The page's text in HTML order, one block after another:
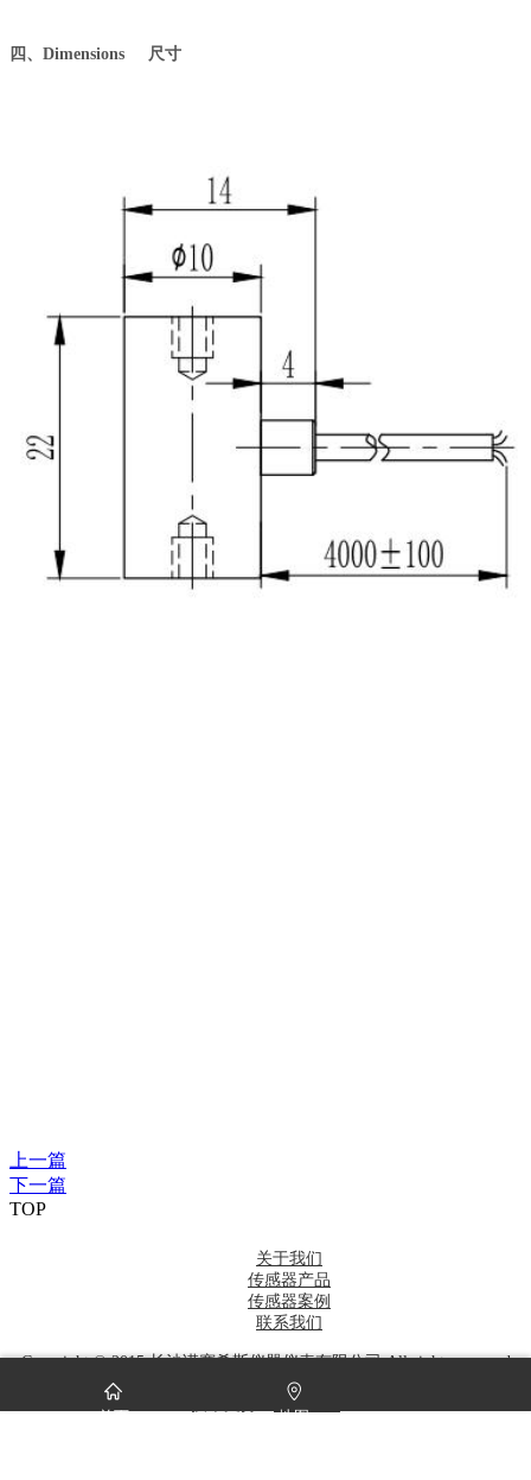
四、 Dimensions 尺寸
上一篇
下一篇
TOP
关于我们
传感器产品
传感器案例
联系我们
Copyright © 2015.长沙诺赛希斯仪器仪表有限公司.All rights reserved
湘ICP备15013204号-1 技术支持：竞网智赢
竞网智赢
地图